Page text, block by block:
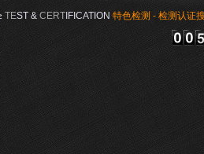
TEST & CERTIFICATION 特色检测 - 检测认证